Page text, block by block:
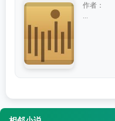
作者：